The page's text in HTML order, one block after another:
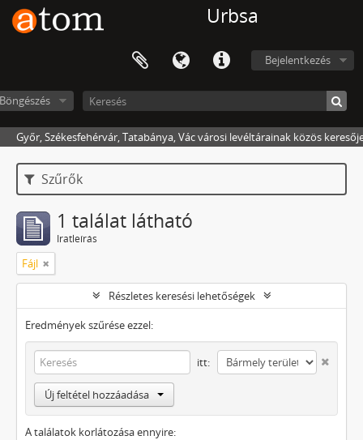
Urbsa
Bejelentkezés
Győr, Székesfehérvár, Tatabánya, Vác városi levéltárainak közös
Szűrők
1 találat látható
Iratleírás
Fájl
Részletes keresési lehetőségek
Eredmények szűrése ezzel:
itt:
Új feltétel hozzáadása
A találatok korlátozása ennyire: